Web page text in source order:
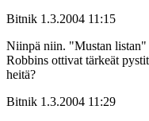
Bitnik 1.3.2004 11:15
Niinpä niin. "Mustan listan"
Robbins ottivat tärkeät
heitä?
Bitnik 1.3.2004 11:29